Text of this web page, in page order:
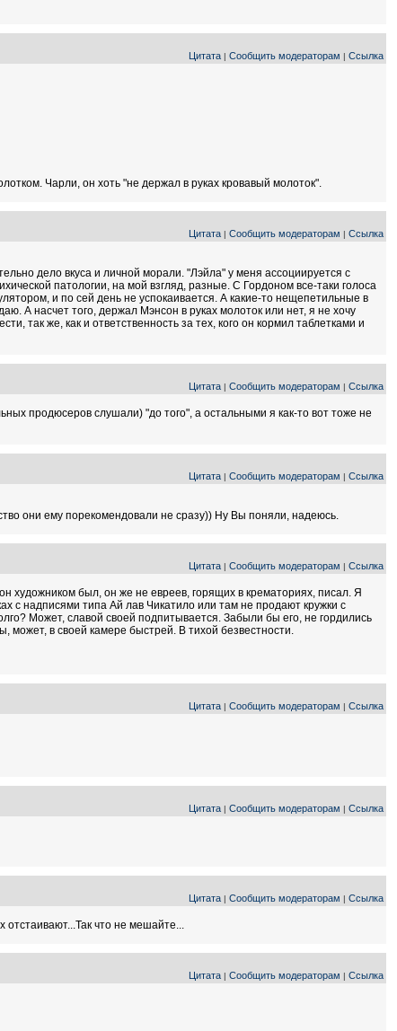
Цитата | Сообщить модераторам | Ссылка
Чарли, он хоть "не держал в руках кровавый молоток".
Цитата | Сообщить модераторам | Ссылка
дело вкуса и личной морали. "Лэйла" у меня ассоциируется с
патологии, на мой взгляд, разные. С Гордоном все-таки голоса
и по сей день не успокаивается. А какие-то нещепетильные в
А насчет того, держал Мэнсон в руках молоток или нет, я не хочу
так же, как и ответственность за тех, кого он кормил таблетками и
Цитата | Сообщить модераторам | Ссылка
продюсеров слушали) "до того", а остальными я как-то вот тоже не
Цитата | Сообщить модераторам | Ссылка
они ему порекомендовали не сразу)) Ну Вы поняли, надеюсь.
Цитата | Сообщить модераторам | Ссылка
художником был, он же не евреев, горящих в крематориях, писал. Я
с надписями типа Ай лав Чикатило или там не продают кружки с
Может, славой своей подпитывается. Забыли бы его, не гордились
может, в своей камере быстрей. В тихой безвестности.
Цитата | Сообщить модераторам | Ссылка
Цитата | Сообщить модераторам | Ссылка
Цитата | Сообщить модераторам | Ссылка
что не мешайте...
Цитата | Сообщить модераторам | Ссылка